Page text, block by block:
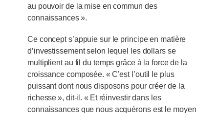
au pouvoir de la mise en commun des
connaissances ».
Ce concept s’appuie sur le principe en matière
d’investissement selon lequel les dollars se
multiplient au fil du temps grâce à la force de la
croissance composée. « C’est l’outil le plus
puissant dont nous disposons pour créer de la
richesse », dit-il. « Et réinvestir dans les
connaissances que nous acquérons est le moyen